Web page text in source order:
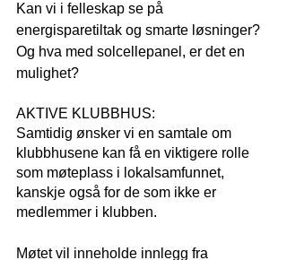
Kan vi i felleskap se på
energisparetiltak og smarte løsninger?
Og hva med solcellepanel, er det en
mulighet?
AKTIVE KLUBBHUS:
Samtidig ønsker vi en samtale om
klubbhusene kan få en viktigere rolle
som møteplass i lokalsamfunnet,
kanskje også for de som ikke er
medlemmer i klubben.
Møtet vil inneholde innlegg fra